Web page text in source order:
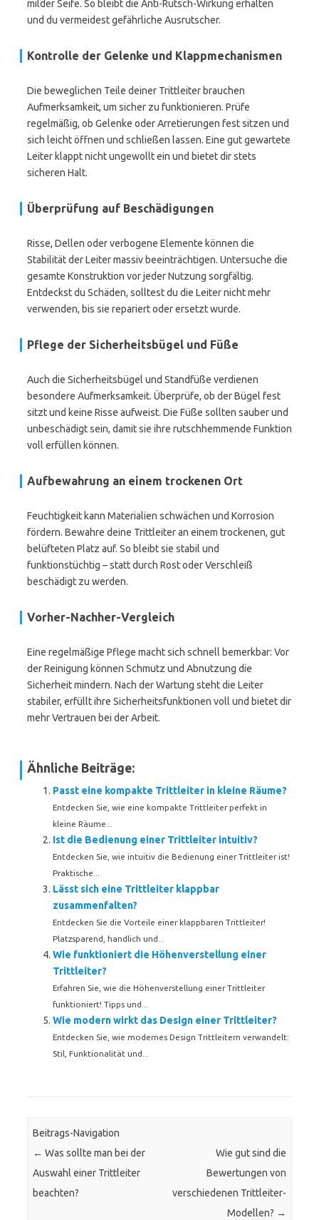
milder Seife. So bleibt die Anti-Rutsch-Wirkung erhalten
und du vermeidest gefährliche Ausrutscher.
Kontrolle der Gelenke und Klappmechanismen
Die beweglichen Teile deiner Trittleiter brauchen
Aufmerksamkeit, um sicher zu funktionieren. Prüfe
regelmäßig, ob Gelenke oder Arretierungen fest sitzen und
sich leicht öffnen und schließen lassen. Eine gut gewartete
Leiter klappt nicht ungewollt ein und bietet dir stets
sicheren Halt.
Überprüfung auf Beschädigungen
Risse, Dellen oder verbogene Elemente können die
Stabilität der Leiter massiv beeinträchtigen. Untersuche die
gesamte Konstruktion vor jeder Nutzung sorgfältig.
Entdeckst du Schäden, solltest du die Leiter nicht mehr
verwenden, bis sie repariert oder ersetzt wurde.
Pflege der Sicherheitsbügel und Füße
Auch die Sicherheitsbügel und Standfüße verdienen
besondere Aufmerksamkeit. Überprüfe, ob der Bügel fest
sitzt und keine Risse aufweist. Die Füße sollten sauber und
unbeschädigt sein, damit sie ihre rutschhemmende Funktion
voll erfüllen können.
Aufbewahrung an einem trockenen Ort
Feuchtigkeit kann Materialien schwächen und Korrosion
fördern. Bewahre deine Trittleiter an einem trockenen, gut
belüfteten Platz auf. So bleibt sie stabil und
funktionstüchtig – statt durch Rost oder Verschleiß
beschädigt zu werden.
Vorher-Nachher-Vergleich
Eine regelmäßige Pflege macht sich schnell bemerkbar: Vor
der Reinigung können Schmutz und Abnutzung die
Sicherheit mindern. Nach der Wartung steht die Leiter
stabiler, erfüllt ihre Sicherheitsfunktionen voll und bietet dir
mehr Vertrauen bei der Arbeit.
Ähnliche Beiträge:
Passt eine kompakte Trittleiter in kleine Räume?
Entdecken Sie, wie eine kompakte Trittleiter perfekt in
kleine Räume...
Ist die Bedienung einer Trittleiter intuitiv?
Entdecken Sie, wie intuitiv die Bedienung einer Trittleiter ist!
Praktische...
Lässt sich eine Trittleiter klappbar
zusammenfalten?
Entdecken Sie die Vorteile einer klappbaren Trittleiter!
Platzsparend, handlich und...
Wie funktioniert die Höhenverstellung einer
Trittleiter?
Erfahren Sie, wie die Höhenverstellung einer Trittleiter
funktioniert! Tipps und...
Wie modern wirkt das Design einer Trittleiter?
Entdecken Sie, wie modernes Design Trittleitern verwandelt:
Stil, Funktionalität und...
Beitrags-Navigation
← Was sollte man bei der
Auswahl einer Trittleiter
beachten?
Wie gut sind die
Bewertungen von
verschiedenen Trittleiter-
Modellen? →